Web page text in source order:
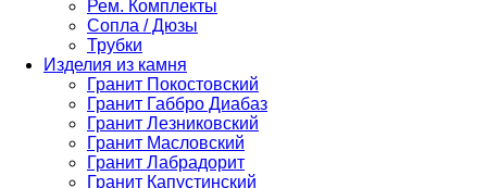
Рем. Комплекты
Сопла / Дюзы
Трубки
Изделия из камня
Гранит Покостовский
Гранит Габбро Диабаз
Гранит Лезниковский
Гранит Масловский
Гранит Лабрадорит
Гранит Капустинский